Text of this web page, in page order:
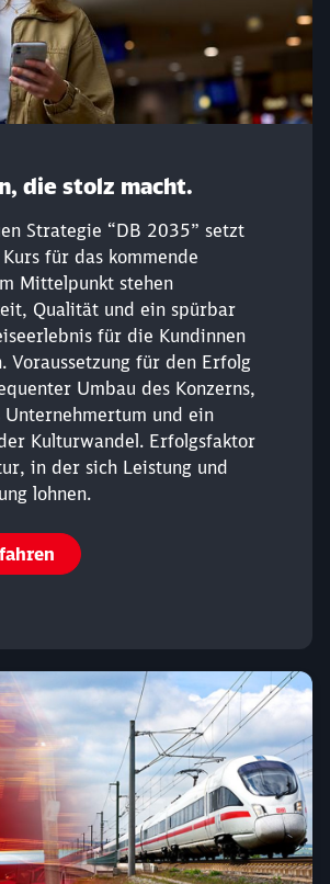
die stolz macht.
Strategie “DB 2035” setzt
für das kommende
Mittelpunkt stehen
Qualität und ein spürbar
für die Kundinnen
Voraussetzung für den Erfolg
Umbau des Konzerns,
Unternehmertum und ein
Kulturwandel. Erfolgsfaktor
in der sich Leistung und
lohnen.
Schließen
Sie zuweitergeleitet